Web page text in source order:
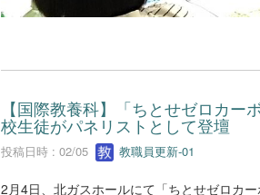
【国際教養科】「ちとせゼロカー
校生徒がパネリストとして登壇
投稿日時 : 02/05 教職員更新-01
2月4日、北ガスホールにて「ちとせゼロカ